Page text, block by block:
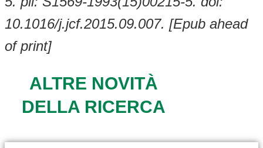
10.1016/j.jcf.2015.09.007. [Epub ahead
of print]
ALTRE NOVITÀ
DELLA RICERCA